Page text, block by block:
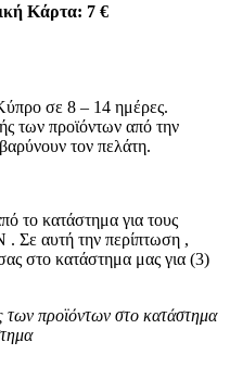
Κάρτα: 7 €​
σε 8 – 14 ημέρες.
των προϊόντων από την
τον πελάτη.
το κατάστημα για τους
Σε αυτή την περίπτωση ,
στο κατάστημα μας για (3)
προϊόντων στο κατάστημα